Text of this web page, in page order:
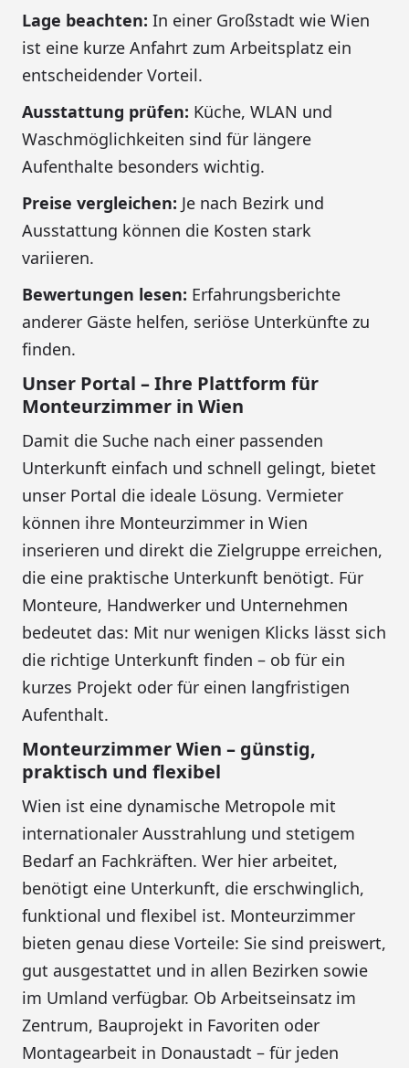
Lage beachten: In einer Großstadt wie Wien
ist eine kurze Anfahrt zum Arbeitsplatz ein
entscheidender Vorteil.
Ausstattung prüfen: Küche, WLAN und
Waschmöglichkeiten sind für längere
Aufenthalte besonders wichtig.
Preise vergleichen: Je nach Bezirk und
Ausstattung können die Kosten stark
variieren.
Bewertungen lesen: Erfahrungsberichte
anderer Gäste helfen, seriöse Unterkünfte zu
finden.
Unser Portal – Ihre Plattform für
Monteurzimmer in Wien
Damit die Suche nach einer passenden
Unterkunft einfach und schnell gelingt, bietet
unser Portal die ideale Lösung. Vermieter
können ihre Monteurzimmer in Wien
inserieren und direkt die Zielgruppe erreichen,
die eine praktische Unterkunft benötigt. Für
Monteure, Handwerker und Unternehmen
bedeutet das: Mit nur wenigen Klicks lässt sich
die richtige Unterkunft finden – ob für ein
kurzes Projekt oder für einen langfristigen
Aufenthalt.
Monteurzimmer Wien – günstig,
praktisch und flexibel
Wien ist eine dynamische Metropole mit
internationaler Ausstrahlung und stetigem
Bedarf an Fachkräften. Wer hier arbeitet,
benötigt eine Unterkunft, die erschwinglich,
funktional und flexibel ist. Monteurzimmer
bieten genau diese Vorteile: Sie sind preiswert,
gut ausgestattet und in allen Bezirken sowie
im Umland verfügbar. Ob Arbeitseinsatz im
Zentrum, Bauprojekt in Favoriten oder
Montagearbeit in Donaustadt – für jeden